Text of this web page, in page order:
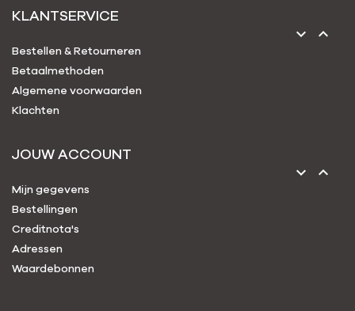
KLANTSERVICE
 
Bestellen & Retourneren
Betaalmethoden
Algemene voorwaarden
Klachten
JOUW ACCOUNT
 
Mijn gegevens
Bestellingen
Creditnota's
Adressen
Waardebonnen